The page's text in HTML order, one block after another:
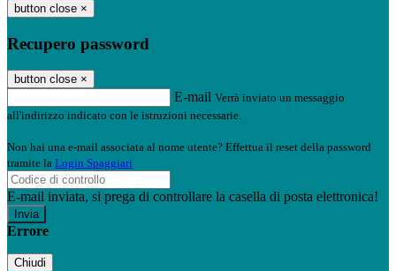
button close ×
Recupero password
button close ×
E-mail Verrà inviato un messaggio
all'indirizzo indicato con le istruzioni necessarie.
Non hai una e-mail associata al nome utente? Effettua il reset della password
tramite la Login Spaggiari
E-mail inviata, si prega di controllare la casella di posta elettronica!
Errore
Chiudi